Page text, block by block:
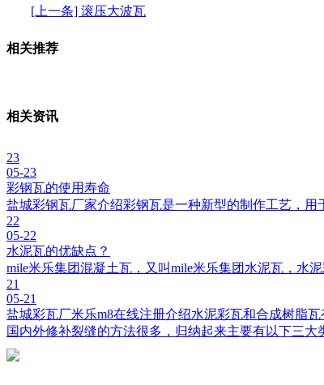
[上一条] 滚压大波瓦
相关推荐
相关资讯
23
05-23
彩钢瓦的使用寿命
盐城彩钢瓦厂家介绍彩钢瓦是一种新型的制作工艺，
22
05-22
水泥瓦的优缺点？
mile米乐集团混凝土瓦，又叫mile米乐集团水泥瓦，水
21
05-21
盐城彩瓦厂米乐m8在线注册介绍水泥彩瓦和合成树脂瓦
国内外修补裂缝的方法很多，归纳起来主要有以下三